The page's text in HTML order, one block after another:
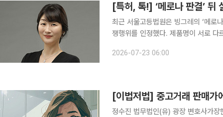
[특허, 톡!] ‘메로나 판결’ 뒤
최근 서울고등법원은 빙그레의 ‘메로
쟁행위를 인정했다. 제품명이 서로 다
2026-07-23 06:00
정수진 법무법인(유) 광장 변호사가장현 법무법인(유)